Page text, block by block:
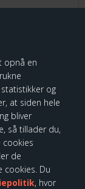
opnå en
og
at siden hele
bliver
så tillader du,
cookies
de
cookies. Du
, hvor